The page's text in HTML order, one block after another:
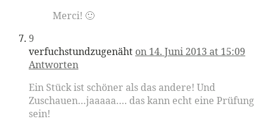
Merci! 🙂
9
verfuchstundzugenäht on 14. Juni 2013 at 15:09
Antworten
Ein Stück ist schöner als das andere! Und
Zuschauen…jaaaaa…. das kann echt eine Prüfung
sein!